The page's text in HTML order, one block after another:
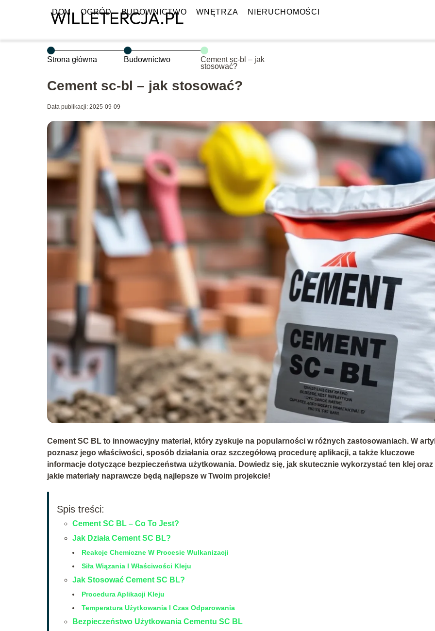
DOM OGRÓD BUDOWNICTWO WNĘTRZA NIERUCHOMOŚCI
Strona główna Budownictwo
Cement sc-bl – jak
stosować?
Cement sc-bl – jak stosować?
Data publikacji: 2025-09-09
Cement SC BL to innowacyjny materiał, który zyskuje na popularności w różnych zastosowaniach. W
poznasz jego właściwości, sposób działania oraz szczegółową procedurę aplikacji, a także kluczowe
informacje dotyczące bezpieczeństwa użytkowania. Dowiedz się, jak skutecznie wykorzystać ten klej oraz
jakie materiały naprawcze będą najlepsze w Twoim projekcie!
Spis treści:
Cement SC BL – Co To Jest?
Jak Działa Cement SC BL?
Reakcje Chemiczne W Procesie Wulkanizacji
Siła Wiązania I Właściwości Kleju
Jak Stosować Cement SC BL?
Procedura Aplikacji Kleju
Temperatura Użytkowania I Czas Odparowania
Bezpieczeństwo Użytkowania Cementu SC BL